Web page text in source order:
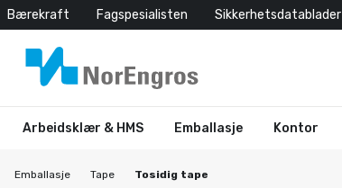
Bærekraft Fagspesialisten Sikkerhetsdatablader
Arbeidsklær & HMS Emballasje Kontor
Emballasje Tape Tosidig tape